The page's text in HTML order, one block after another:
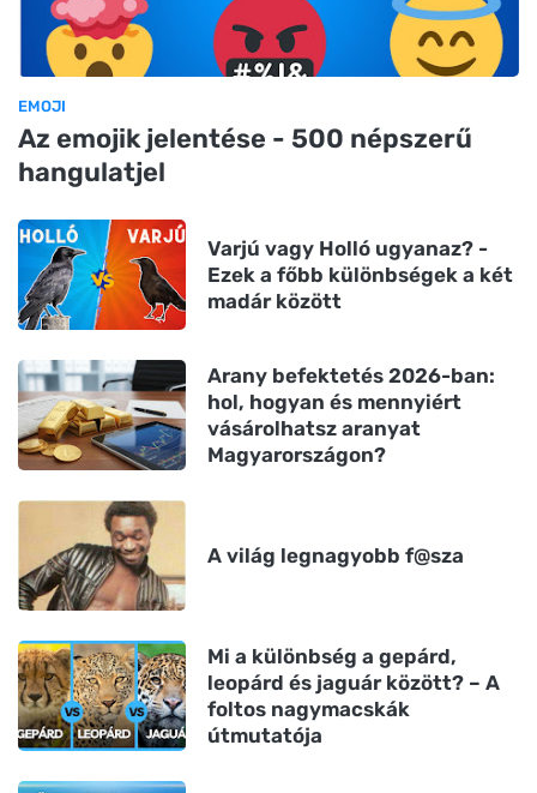
EMOJI
Az emojik jelentése - 500 népszerű
hangulatjel
Varjú vagy Holló ugyanaz? -
Ezek a főbb különbségek a két
madár között
Arany befektetés 2026-ban:
hol, hogyan és mennyiért
vásárolhatsz aranyat
Magyarországon?
A világ legnagyobb f@sza
Mi a különbség a gepárd,
leopárd és jaguár között? – A
foltos nagymacskák
útmutatója